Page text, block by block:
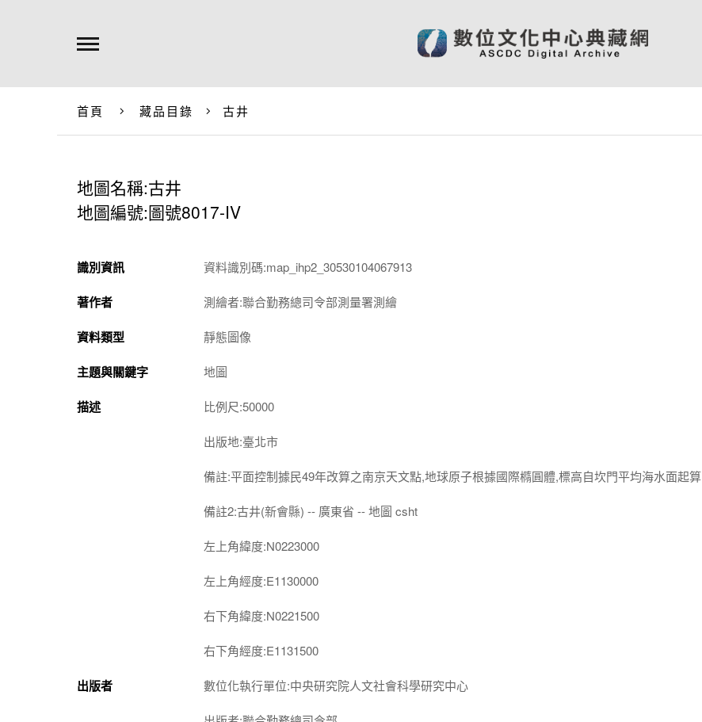
首頁 藏品目錄 古井
地圖名稱:古井
地圖編號:圖號8017-IV
識別資訊 資料識別碼:map_ihp2_30530104067913
著作者 測繪者:聯合勤務總司令部測量署測繪
資料類型 靜態圖像
主題與關鍵字 地圖
描述 比例尺:50000
出版地:臺北市
備註:平面控制據民49年改算之南京天文點,地球原子根據國際橢圓體,標高自坎門平均海水面起算
備註2:古井(新會縣) -- 廣東省 -- 地圖 csht
左上角緯度:N0223000
左上角經度:E1130000
右下角緯度:N0221500
右下角經度:E1131500
出版者 數位化執行單位:中央研究院人文社會科學研究中心